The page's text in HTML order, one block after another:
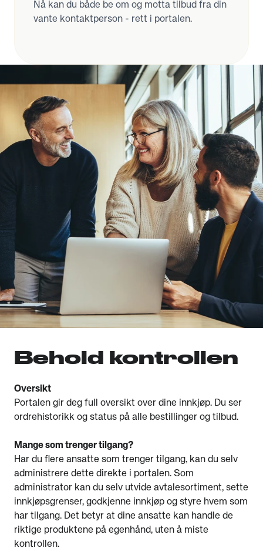
Nå kan du både be om og motta tilbud fra din
vante kontaktperson - rett i portalen.
Behold kontrollen
Oversikt
Portalen gir deg full oversikt over dine innkjøp. Du ser
ordrehistorikk og status på alle bestillinger og tilbud.
Mange som trenger tilgang?
Har du flere ansatte som trenger tilgang, kan du selv
administrere dette direkte i portalen. Som
administrator kan du selv utvide avtalesortiment, sette
innkjøpsgrenser, godkjenne innkjøp og styre hvem som
har tilgang. Det betyr at dine ansatte kan handle de
riktige produktene på egenhånd, uten å miste
kontrollen.